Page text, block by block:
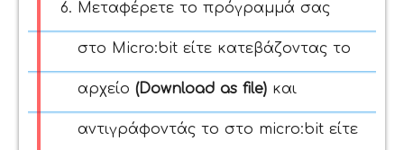
Μεταφέρετε το πρόγραμμά σας
στο Micro:bit είτε κατεβάζοντας το
αρχείο (Download as file) και
αντιγράφοντάς το στο micro:bit είτε